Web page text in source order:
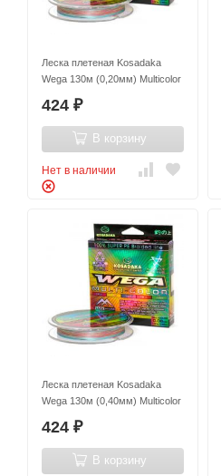
Леска плетеная Kosadaka
Wega 130м (0,20мм) Multicolor
424 ₽
В корзину
Нет в наличии
Леска плетеная Kosadaka
Wega 130м (0,40мм) Multicolor
424 ₽
В корзину